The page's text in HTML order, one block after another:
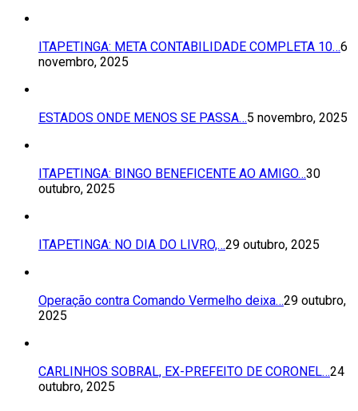
ITAPETINGA: META CONTABILIDADE COMPLETA 10…6
novembro, 2025
ESTADOS ONDE MENOS SE PASSA…5 novembro, 2025
ITAPETINGA: BINGO BENEFICENTE AO AMIGO…30
outubro, 2025
ITAPETINGA: NO DIA DO LIVRO,…29 outubro, 2025
Operação contra Comando Vermelho deixa…29 outubro,
2025
CARLINHOS SOBRAL, EX-PREFEITO DE CORONEL…24
outubro, 2025